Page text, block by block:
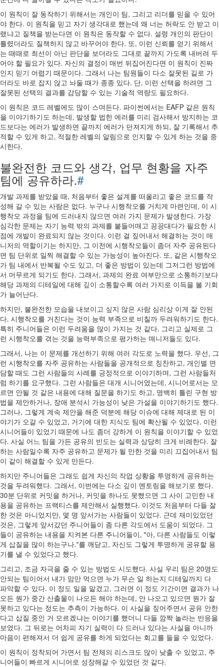
이 원칙이 잘 동작하기 위해서는 개인이 팀, 그리고 리더를 믿을 수 있어
야 한다. 이 원칙을 믿고 자기 생각대로 했는데 왜 너는 허락도 안 받고 이
랬냐고 질책을 받는다면 이 원칙은 동작할 수 없다. 설령 개인의 판단이
틀렸더라도 질책하지 않고 바꾸어야 한다. 또, 이런 신뢰를 얻기 위해서
는 때때로 최선이 아닌 판단을 보더라도 그대로 끝까지 가도록 내버려 두
어야 할 필요가 있다. 자신의 결정이 매번 뒤집어진다면 이 원칙이 진짜
인지 믿기 어렵기 때문이다. 그래서 나는 팀원들이 다소 잘못된 길로 가
더라도 바로 잡지 않고 놔둘 때가 종종 있다. 단, 이런 선택을 하려면 그
잘못된 선택의 결과를 감당할 수 있는 기술적 역량도 필요하다.
이 원칙은 코드 레벨에도 많이 스며든다. 파이썬에서는 EAFP 같은 원칙
을 이야기하기도 하는데, 발생할 법한 에러를 미리 검사해서 방지하는 코
드보다는 에러가 발생하면 끝까지 에러가 던져지게 하되, 잘 기록해서 추
적할 수 있게 하고, 적절한 레벨의 알림으로 인지할 수 있게 하는 것을 중
시한다.
불완전한 코드와 생각, 업무 현황을 자주
팀에 공유하라.#
개발 과제를 받았을 때, 처음부터 좋은 설계를 떠올리고 좋은 코드를 작
성해 갈 수 있는 사람은 없다. 누구나 시행착오를 거치게 마련인데, 이 시
행착오 과정을 팀에 드러내지 않으면 여러 가지 문제가 발생한다. 가장
심각한 문제는 자기 능력 밖의 과제를 붙들어매고 끙끙대다가 필요한 시
점에 개발이 완료되지 않는 것이다. 이런 걸 짚어내서 해결하는 것이 매
니저의 역할이기는 하지만, 그 이전에 시행착오들이 좀더 자주 공유된다
면 팀 단위로 일찍 해결할 수 있는 가능성이 높아진다. 또, 같은 시행착오
가 팀 내에서 반복될 수도 있고, 더 좋은 방법이 있는데 그저그런 방법에
서 머무르게 되기도 한다. 그래서, 과제의 완료 여부만으로 소통하기보다
해당 과제의 디테일에 대해 깊이 소통할수록 여러 가지로 이득을 볼 기회
가 늘어난다.
하지만, 불완전한 모습을 내보이고 싶지 않은 사람 심리상 이게 잘 안된
다. 시행착오를 거친다는 것이 능력 부족으로 비칠까 두려워하기도 한다.
특히 주니어들은 이런 두려움을 많이 가지는 것 같다. 그리고 실제로 그
런 시행착오를 겪는 것을 능력부족으로 평가하는 매니저들도 있다.
그래서, 나는 이 문제를 개선하기 위해 여러 각도로 노력을 했다. 우선, 그
런 시행착오를 자주 공유하는 사람들을 공개적으로 칭찬하고, 개인별 면
담할 때도 그런 사람들의 사례를 긍정적으로 이야기하며, 그런 사람들처
럼 하기를 요구했다. 그런 사람들은 대개 시니어였는데, 시니어로서는 모
르면 안될 것 같은 내용에 대해 질문을 하기도 하고, 명백히 틀린 구현 방
법을 제안하거나, 장애 분석시 가능성이 낮은 가설을 이야기하기도 했다.
그러나, 그렇게 계속 제안을 해준 덕분에 해당 이슈에 대해 제대로 된 이
야기가 오갈 수 있었고, 거기에 대한 지식도 팀에 확산될 수 있었다. 이런
시니어들이 있었기 때문에 나도 좀더 강하게 이 원칙을 이야기할 수 있었
다. 사실 어느 팀을 가든 공유의 빈도는 실력과 상당히 크게 비례한다. 잘
하는 사람일수록 자주 공유하고 문제가 될 만한 것을 미리 끄집어내서 팀
이 같이 해결할 수 있게 만든다.
하지만 주니어들은 그래도 쉽게 자신의 작업 상황을 투명하게 공유하는
것을 두려워했다. 그래서, 이번에는 다소 깊이 멘토링을 해보기로 했다.
30분 단위로 커밋을 하거나, 커밋을 하나도 못했으면 그 사이 고민한 내
용을 공유하는 프랙티스를 제안해서 실행했다. 이것도 처음부터 다들 잘
한 것은 아니었지만, 몇 명 앞서가는 사람들이 있었다. 근데 재미있었던
것은, 그렇게 앞서갔던 주니어들이 좀 다른 각도에서 도움이 되었다. 그
들이 공유하는 내용을 지켜본 다른 주니어들이, "아, 다른 사람들도 이렇
게 삽질을 많이 하는구나."를 깨닫고, 자신도 그렇게 투명하게 공유할 용
기를 낼 수 있었다고 했다.
그리고, 조금 자극을 줄 수 있는 방법도 시도했다. 사실 우리 팀은 20명도
안되는 팀이어서 내가 맘만 먹으면 누가 무슨 일 하는지 디테일까지 다
파악할 수 있다. 이 정도 일을 맡겼고, 그러면 이 정도 기간이면 결과가 나
오든 뭔가 중간 산출물이 나오든 해야 하는데, 안 나오고 있으면 뭔가 잘
못하고 있다는 정도는 추측이 가능하다. 이 사실을 짚어주면서 공유 안한
다고 삽질 중인 거 모르겠냐는 이야기를 했더니 다들 깜짝 놀라는 반응을
보였다. 그 뒤로는 어차피 자기 실력이 다 드러나 있다는 사실을 아니까
마음이 편해져서 더 쉽게 공유를 하게 되었다는 회고를 들을 수 있었다.
이 원칙이 정착되어 가면서 팀 전체의 리스크도 많이 낮출 수 있었고, 주
니어들이 빠르게 시니어로 성장해갈 수 있었던 것 같다.